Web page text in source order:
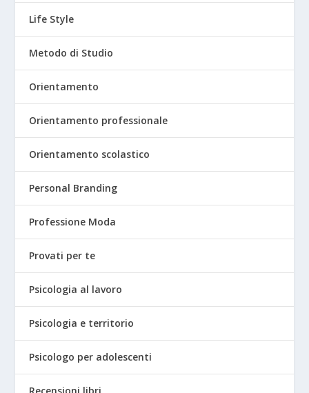
Life Style
Metodo di Studio
Orientamento
Orientamento professionale
Orientamento scolastico
Personal Branding
Professione Moda
Provati per te
Psicologia al lavoro
Psicologia e territorio
Psicologo per adolescenti
Recensioni libri